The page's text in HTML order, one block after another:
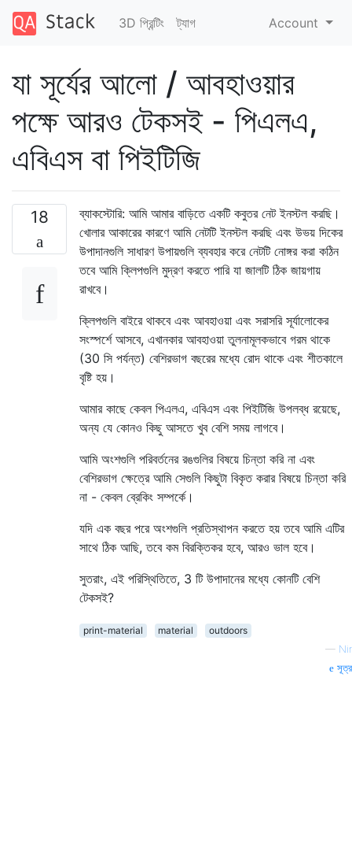
3D প্রিন্টিং ট্যাগ Account
যা সূর্যের আলো / আবহাওয়ার
পক্ষে আরও টেকসই - পিএলএ,
এবিএস বা পিইটিজি
18
ব্যাকস্টোরি: আমি আমার বাড়িতে একটি কবুতর নেট ইনস্টল করছি।
খোলার আকারের কারণে আমি নেটটি ইনস্টল করছি এবং উভয় দিকের
উপাদানগুলি সাধারণ উপায়গুলি ব্যবহার করে নেটটি নোঙ্গর করা কঠিন
তবে আমি ক্লিপগুলি মুদ্রণ করতে পারি যা জালটি ঠিক জায়গায়
রাখবে।
ক্লিপগুলি বাইরে থাকবে এবং আবহাওয়া এবং সরাসরি সূর্যালোকের
সংস্পর্শে আসবে, এখানকার আবহাওয়া তুলনামূলকভাবে গরম থাকে
(30 সি পর্যন্ত) বেশিরভাগ বছরের মধ্যে রোদ থাকে এবং শীতকালে
বৃষ্টি হয়।
আমার কাছে কেবল পিএলএ, এবিএস এবং পিইটিজি উপলব্ধ রয়েছে,
অন্য যে কোনও কিছু আসতে খুব বেশি সময় লাগবে।
আমি অংশগুলি পরিবর্তনের রঙগুলির বিষয়ে চিন্তা করি না এবং
বেশিরভাগ ক্ষেত্রে আমি সেগুলি কিছুটা বিকৃত করার বিষয়ে চিন্তা করি
না - কেবল ব্রেকিং সম্পর্কে।
যদি এক বছর পরে অংশগুলি প্রতিস্থাপন করতে হয় তবে আমি এটির
সাথে ঠিক আছি, তবে কম বিরক্তিকর হবে, আরও ভাল হবে।
সুতরাং, এই পরিস্থিতিতে, 3 টি উপাদানের মধ্যে কোনটি বেশি
টেকসই?
print-material material
outdoors
— Nir
সূত্র